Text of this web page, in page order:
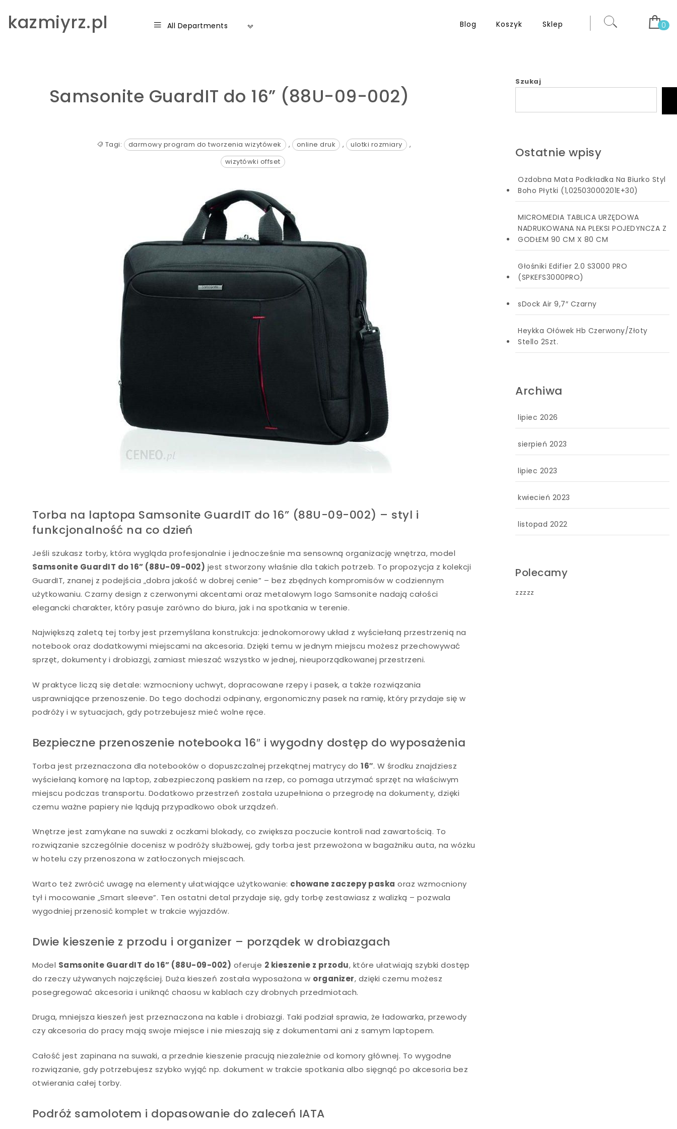
kazmiyrz.pl All Departments Blog Koszyk Sklep 0
Samsonite GuardIT do 16” (88U-09-002)
Tagi: darmowy program do tworzenia wizytówek , online druk , ulotki rozmiary
,
wizytówki offset
Torba na laptopa Samsonite GuardIT do 16” (88U-09-002) – styl i
funkcjonalność na co dzień
Jeśli szukasz torby, która wygląda profesjonalnie i jednocześnie ma sensowną organizację wnętrza, model
Samsonite GuardIT do 16” (88U-09-002) jest stworzony właśnie dla takich potrzeb. To propozycja z kolekcji
GuardIT, znanej z podejścia „dobra jakość w dobrej cenie” – bez zbędnych kompromisów w codziennym
użytkowaniu. Czarny design z czerwonymi akcentami oraz metalowym logo Samsonite nadają całości
elegancki charakter, który pasuje zarówno do biura, jak i na spotkania w terenie.
Największą zaletą tej torby jest przemyślana konstrukcja: jednokomorowy układ z wyściełaną przestrzenią na
notebook oraz dodatkowymi miejscami na akcesoria. Dzięki temu w jednym miejscu możesz przechowywać
sprzęt, dokumenty i drobiazgi, zamiast mieszać wszystko w jednej, nieuporządkowanej przestrzeni.
W praktyce liczą się detale: wzmocniony uchwyt, dopracowane rzepy i pasek, a także rozwiązania
usprawniające przenoszenie. Do tego dochodzi odpinany, ergonomiczny pasek na ramię, który przydaje się w
podróży i w sytuacjach, gdy potrzebujesz mieć wolne ręce.
Bezpieczne przenoszenie notebooka 16″ i wygodny dostęp do wyposażenia
Torba jest przeznaczona dla notebooków o dopuszczalnej przekątnej matrycy do16″. W środku znajdziesz
wyściełaną komorę na laptop, zabezpieczoną paskiem na rzep, co pomaga utrzymać sprzęt na właściwym
miejscu podczas transportu. Dodatkowo przestrzeń została uzupełniona o przegrodę na dokumenty, dzięki
czemu ważne papiery nie lądują przypadkowo obok urządzeń.
Wnętrze jest zamykane na suwaki z oczkami blokady, co zwiększa poczucie kontroli nad zawartością. To
rozwiązanie szczególnie docenisz w podróży służbowej, gdy torba jest przewożona w bagażniku auta, na wózku
w hotelu czy przenoszona w zatłoczonych miejscach.
Warto też zwrócić uwagę na elementy ułatwiające użytkowanie: chowane zaczepy paska oraz wzmocniony
tył i mocowanie „Smart sleeve”. Ten ostatni detal przydaje się, gdy torbę zestawiasz z walizką – pozwala
wygodniej przenosić komplet w trakcie wyjazdów.
Dwie kieszenie z przodu i organizer – porządek w drobiazgach
Model Samsonite GuardIT do 16” (88U-09-002) oferuje 2 kieszenie z przodu, które ułatwiają szybki dostęp
do rzeczy używanych najczęściej. Duża kieszeń została wyposażona w organizer, dzięki czemu możesz
posegregować akcesoria i uniknąć chaosu w kablach czy drobnych przedmiotach.
Druga, mniejsza kieszeń jest przeznaczona na kable i drobiazgi. Taki podział sprawia, że ładowarka, przewody
czy akcesoria do pracy mają swoje miejsce i nie mieszają się z dokumentami ani z samym laptopem.
Całość jest zapinana na suwaki, a przednie kieszenie pracują niezależnie od komory głównej. To wygodne
rozwiązanie, gdy potrzebujesz szybko wyjąć np. dokument w trakcie spotkania albo sięgnąć po akcesoria bez
otwierania całej torby.
Podróż samolotem i dopasowanie do zaleceń IATA
Szukaj
Ostatnie wpisy
Ozdobna Mata Podkładka Na Biurko Styl
Boho Płytki (1,02503000201E+30)
MICROMEDIA TABLICA URZĘDOWA
NADRUKOWANA NA PLEKSI POJEDYNCZA Z
GODŁEM 90 CM X 80 CM
Głośniki Edifier 2.0 S3000 PRO
(SPKEFS3000PRO)
sDock Air 9,7″ Czarny
Heykka Ołówek Hb Czerwony/Złoty
Stello 2Szt.
Archiwa
lipiec 2026
sierpień 2023
lipiec 2023
kwiecień 2023
listopad 2022
Polecamy
zzzzz